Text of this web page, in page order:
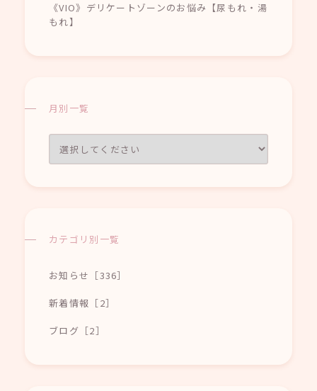
《VIO》デリケートゾーンのお悩み【尿もれ・湯
もれ】
月別一覧
カテゴリ別一覧
お知らせ［336］
新着情報［2］
ブログ［2］